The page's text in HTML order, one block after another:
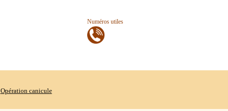
Numéros utiles
Opération canicule